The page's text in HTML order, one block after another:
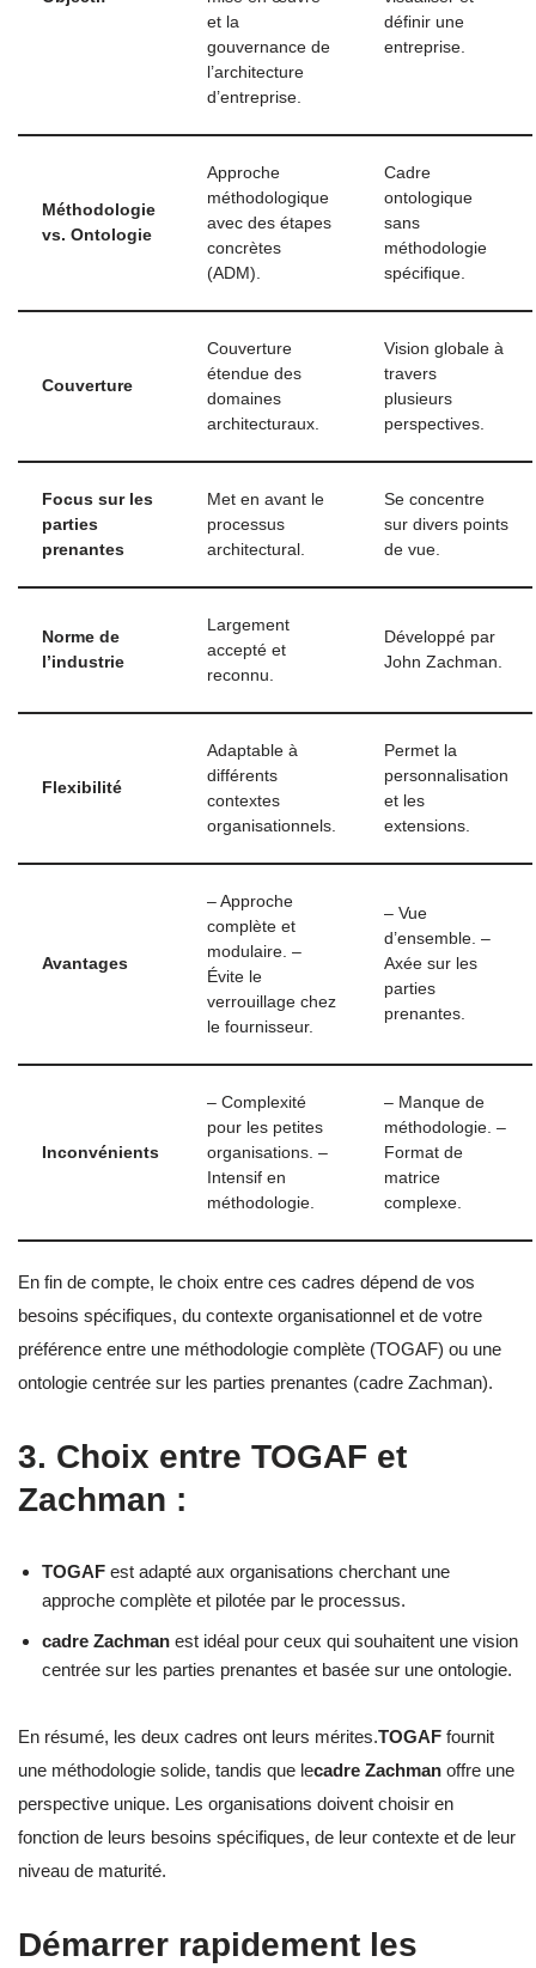
et la
gouvernance de
l’architecture
d’entreprise.
définir une
entreprise.
Méthodologie
vs. Ontologie
Approche
méthodologique
avec des étapes
concrètes
(ADM).
Cadre
ontologique
sans
méthodologie
spécifique.
Couverture
Couverture
étendue des
domaines
architecturaux.
Vision globale à
travers
plusieurs
perspectives.
Focus sur les
parties
prenantes
Met en avant le
processus
architectural.
Se concentre
sur divers points
de vue.
Norme de
l’industrie
Largement
accepté et
reconnu.
Développé par
John Zachman.
Flexibilité
Adaptable à
différents
contextes
organisationnels.
Permet la
personnalisation
et les
extensions.
Avantages
– Approche
complète et
modulaire. –
Évite le
verrouillage chez
le fournisseur.
– Vue
d’ensemble. –
Axée sur les
parties
prenantes.
Inconvénients
– Complexité
pour les petites
organisations. –
Intensif en
méthodologie.
– Manque de
méthodologie. –
Format de
matrice
complexe.
En fin de compte, le choix entre ces cadres dépend de vos
besoins spécifiques, du contexte organisationnel et de votre
préférence entre une méthodologie complète (TOGAF) ou une
ontologie centrée sur les parties prenantes (cadre Zachman).
3. Choix entre TOGAF et
Zachman :
TOGAF est adapté aux organisations cherchant une
approche complète et pilotée par le processus.
cadre Zachman est idéal pour ceux qui souhaitent une vision
centrée sur les parties prenantes et basée sur une ontologie.
En résumé, les deux cadres ont leurs mérites.TOGAF fournit
une méthodologie solide, tandis que lecadre Zachman offre une
perspective unique. Les organisations doivent choisir en
fonction de leurs besoins spécifiques, de leur contexte et de leur
niveau de maturité.
Démarrer rapidement les